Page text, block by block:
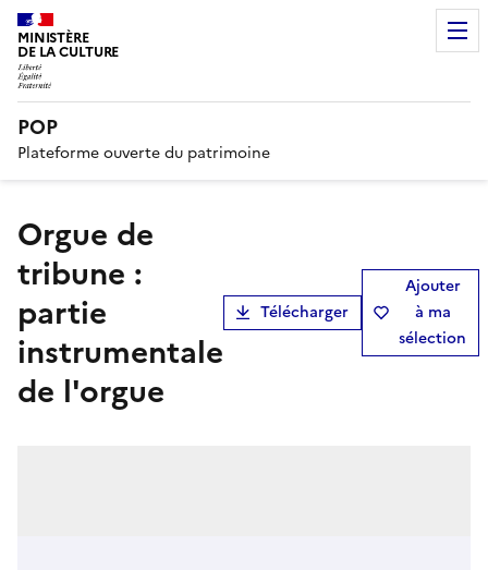
MINISTÈRE
DE LA CULTURE
POP
Plateforme ouverte du patrimoine
orgue de
tribune :
partie
instrumentale
de l'orgue
Télécharger
Ajouter
à ma
sélection